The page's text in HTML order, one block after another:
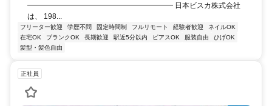
━━━━━━━━━━━━━━━━━━━━ 日本ビスカ株式会社
は、 198...
フリーター歓迎 学歴不問 固定時間制 フルリモート 経験者歓迎
ネイルOK
在宅OK
ブランクOK 長期歓迎 駅近5分以内 ピアスOK 服装自由
ひげOK
髪型・髪色自由
正社員